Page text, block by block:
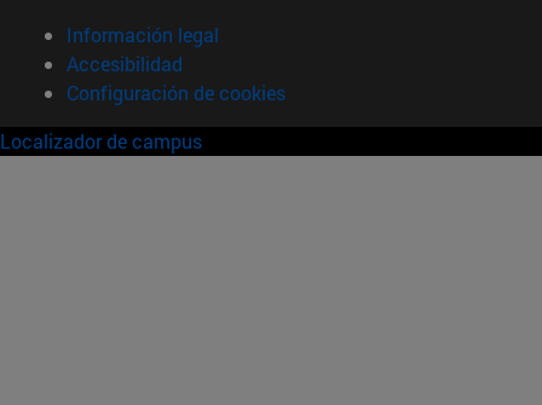
Información legal
Accesibilidad
Configuración de cookies
Localizador de campus